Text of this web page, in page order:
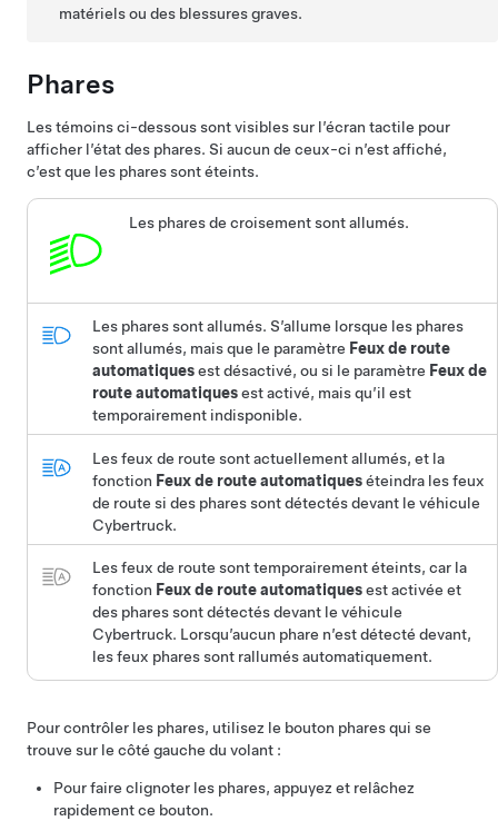
matériels ou des blessures graves.
Phares
Les témoins ci-dessous sont visibles sur l’écran tactile pour
afficher l’état des phares. Si aucun de ceux-ci n’est affiché,
c’est que les phares sont éteints.
Les pharesde croisement sont allumés.
Les pharessont allumés.S’allume lorsque les phares
sont allumés, mais que le paramètre Feux de route
automatiquesest désactivé, ou si le paramètre Feux de
route automatiquesest activé, mais qu’il est
temporairement indisponible.
Les feux de route sont actuellement allumés, et la
fonction Feux de route automatiqueséteindra les feux
de route si des phares sont détectés devant le véhicule
Cybertruck.
Les feux de route sont temporairement éteints, car la
fonction Feux de route automatiquesest activée et
des phares sont détectés devant le véhicule
Cybertruck. Lorsqu’aucun phare n’est détecté devant,
les feux pharessont rallumés automatiquement.
Pour contrôler les phares, utilisez le bouton pharesqui se
trouve sur le côté gauche du volant :
Pour faire clignoter les phares, appuyez et relâchez
rapidement ce bouton.